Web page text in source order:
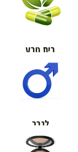
בית טבע
לגבר